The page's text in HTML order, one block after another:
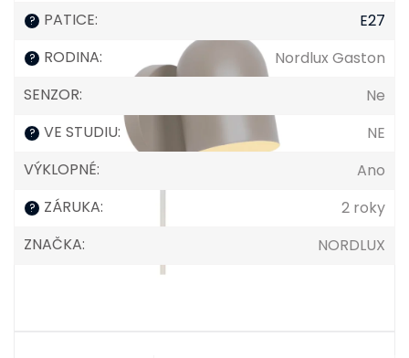
? PATICE: E27
? RODINA:
Nordlux Gaston
SENZOR: Ne
? VE STUDIU:
NE
VÝKLOPNÉ: Ano
? ZÁRUKA:
2 roky
ZNAČKA: NORDLUX